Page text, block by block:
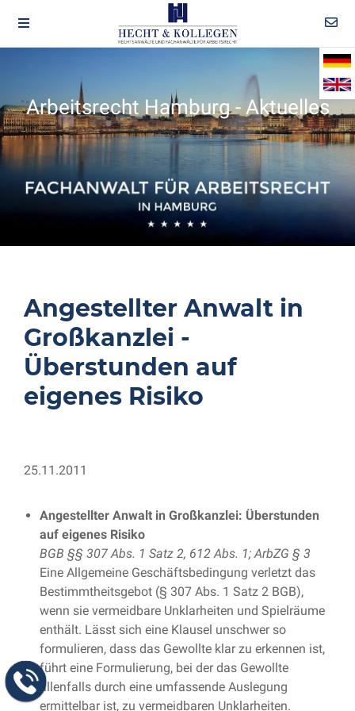
Arbeitsrecht Hamburg - Aktuelles
Angestellter Anwalt in
Großkanzlei -
Überstunden auf
eigenes Risiko
25.11.2011
Angestellter Anwalt in Großkanzlei: Überstunden
auf eigenes Risiko
BGB §§ 307 Abs. 1 Satz 2, 612 Abs. 1; ArbZG § 3
Eine Allgemeine Geschäftsbedingung verletzt das
Bestimmtheitsgebot (§ 307 Abs. 1 Satz 2 BGB),
wenn sie vermeidbare Unklarheiten und Spielräume
enthält. Lässt sich eine Klausel unschwer so
formulieren, dass das Gewollte klar zu erkennen ist,
führt eine Formulierung, bei der das Gewollte
allenfalls durch eine umfassende Auslegung
ermittelbar ist, zu vermeidbaren Unklarheiten.